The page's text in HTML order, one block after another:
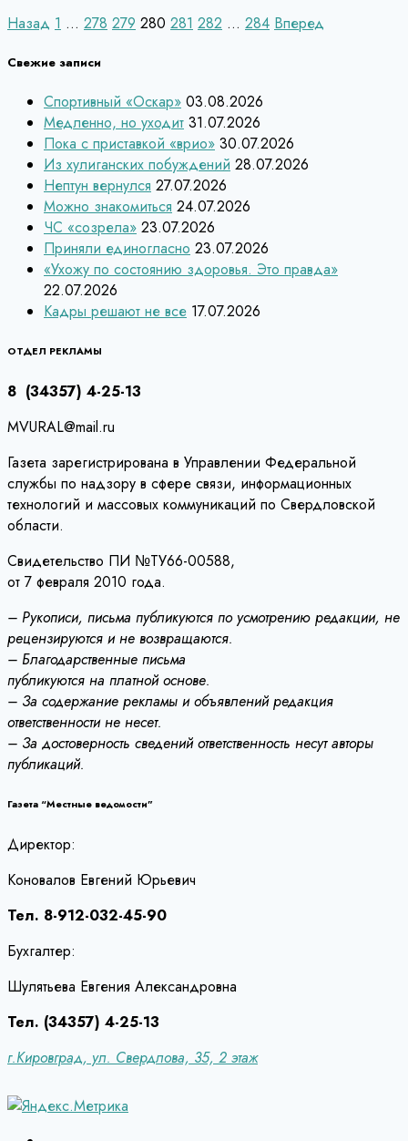
Пагинация
записей
Назад 1 … 278 279 280 281 282 … 284 Вперед
Свежие записи
Спортивный «Оскар» 03.08.2026
Медленно, но уходит 31.07.2026
Пока с приставкой «врио» 30.07.2026
Из хулиганских побуждений 28.07.2026
Нептун вернулся 27.07.2026
Можно знакомиться 24.07.2026
ЧС «созрела» 23.07.2026
Приняли единогласно 23.07.2026
«Ухожу по состоянию здоровья. Это правда»
22.07.2026
Кадры решают не все 17.07.2026
ОТДЕЛ РЕКЛАМЫ
8 (34357) 4-25-13
MVURAL@mail.ru
Газета зарегистрирована в Управлении Федеральной
службы по надзору в сфере связи, информационных
технологий и массовых коммуникаций по Свердловской
области.
Свидетельство ПИ №ТУ66-00588,
от 7 февраля 2010 года.
– Рукописи, письма публикуются по усмотрению редакции, не
рецензируются и не возвращаются.
– Благодарственные письма
публикуются на платной основе.
– За содержание рекламы и объявлений редакция
ответственности не несет.
– За достоверность сведений ответственность несут авторы
публикаций.
Газета “Местные ведомости”
Директор:
Коновалов Евгений Юрьевич
Тел. 8-912-032-45-90
Бухгалтер:
Шулятьева Евгения Александровна
Тел. (34357) 4-25-13
г.Кировград, ул. Свердлова, 35, 2 этаж